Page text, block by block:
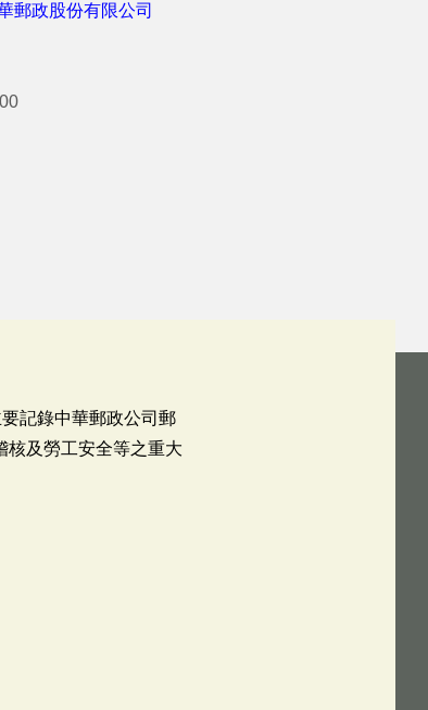
郵政股份有限公司
記錄中華郵政公司郵
核及勞工安全等之重大